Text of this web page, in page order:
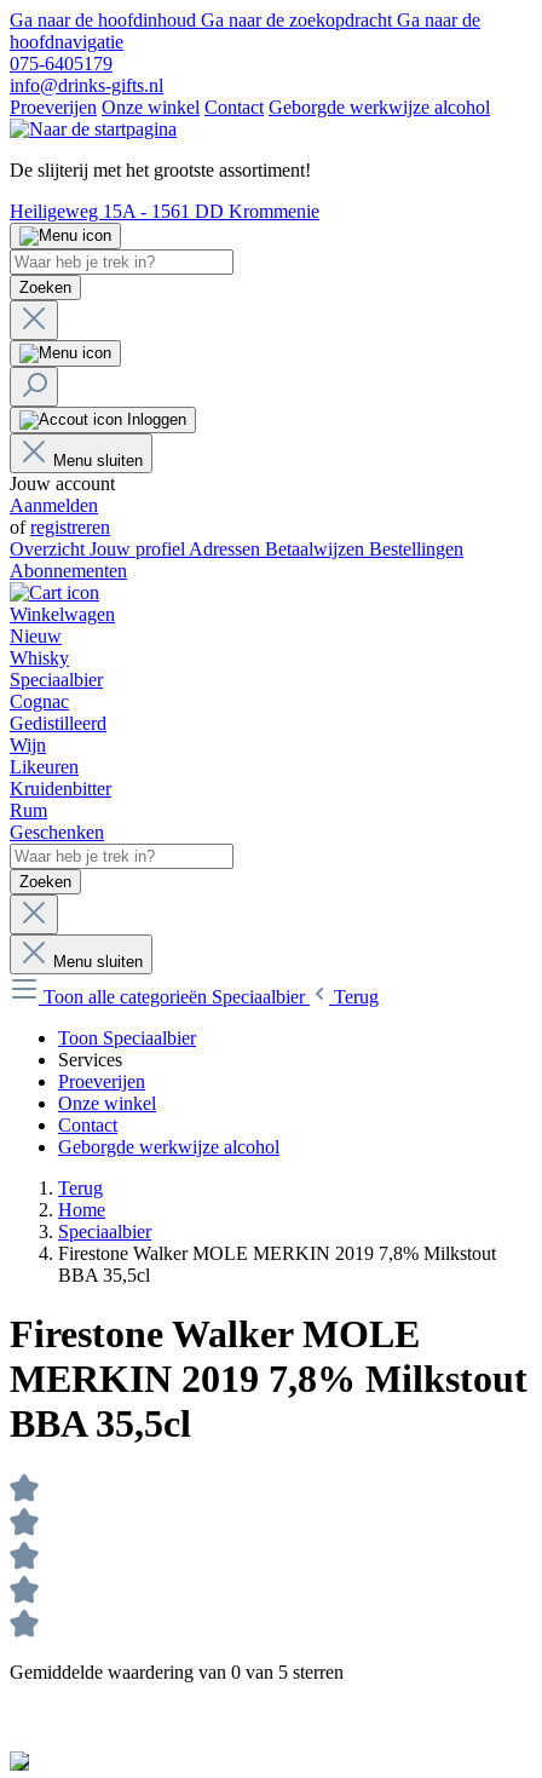
Ga naar de hoofdinhoud Ga naar de zoekopdracht Ga naar de
hoofdnavigatie
075-6405179
info@drinks-gifts.nl
Proeverijen Onze winkel Contact Geborgde werkwijze alcohol
De slijterij met het grootste assortiment!
Heiligeweg 15A - 1561 DD Krommenie
Zoeken
Inloggen
Menu sluiten
Jouw account
Aanmelden
ofregistreren
Overzicht Jouw profiel Adressen Betaalwijzen Bestellingen
Abonnementen
Winkelwagen
Nieuw
Whisky
Speciaalbier
Cognac
Gedistilleerd
Wijn
Likeuren
Kruidenbitter
Rum
Geschenken
Zoeken
Menu sluiten
Toon alle categorieën Speciaalbier
Terug
Toon Speciaalbier
Services
Proeverijen
Onze winkel
Contact
Geborgde werkwijze alcohol
Terug
Home
Speciaalbier
Firestone Walker MOLE MERKIN 2019 7,8% Milkstout
BBA 35,5cl
Firestone Walker MOLE
MERKIN 2019 7,8% Milkstout
BBA 35,5cl
Gemiddelde waardering van 0 van 5 sterren